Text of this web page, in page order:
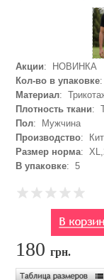
Акции: НОВИНКА
Кол-во в упаковке
Материал:
Плотность ткани:
Пол: Мужчина
Производство:
Размер норма:
В упаковке: 5
180грн.